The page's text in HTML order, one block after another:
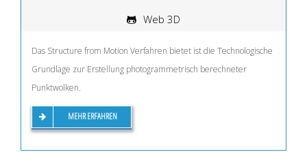
Web 3D
Das Structure from Motion Verfahren bietet ist die Technologische
Grundlage zur Erstellung photogrammetrisch berechneter
Punktwolken.
MEHR ERFAHREN